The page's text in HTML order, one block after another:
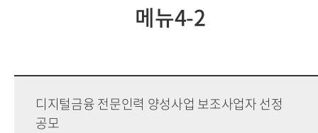
메뉴4-2
디지털금융 전문인력 양성사업 보조사업자 선정
공모